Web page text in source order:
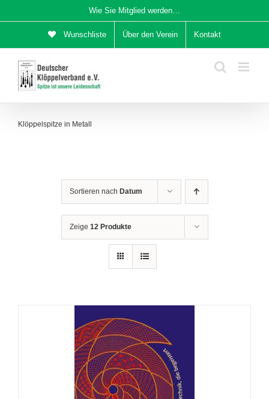
Inhalt
Wie Sie Mitglied werden…
Wunschliste Über den Verein Kontakt
Klöppelspitze in Metall
Sortieren nach Datum
Zeige 12 Produkte